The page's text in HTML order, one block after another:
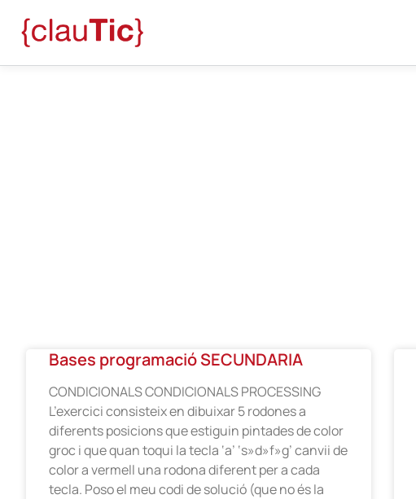
Bases programació SECUNDARIA
CONDICIONALS CONDICIONALS PROCESSING
L’exercici consisteix en dibuixar 5 rodones a
diferents posicions que estiguin pintades de color
groc i que quan toqui la tecla ‘a’ ‘s»d»f»g’ canvii de
color a vermell una rodona diferent per a cada
tecla. Poso el meu codi de solució (que no és la